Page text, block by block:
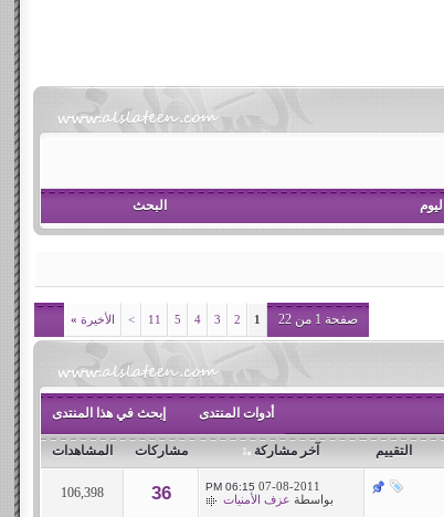
البحث
صفحة 1 من 22 1
2
3
4
5
11
> الأخيرة »
أدوات المنتدى إبحث في هذا المنتدى
التقييم آخر مشاركة مشاركات المشاهدات
07-08-2011
06:15 PM
بواسطة عزف الأمنيات 36
106,398